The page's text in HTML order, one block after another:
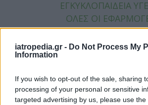
iatropedia.gr - Do Not Process My
Information
If you wish to opt-out of the sale, sharing
processing of your personal or sensitive
targeted advertising by us, please use
ΕΓΚΥΚΛΟΠΑΙΔΕΙΑ
ΟΛΕΣ ΟΙ
ΠΡΩΤΕΣ
TWITTER
ΕΠΙΚΟΙΝΩΝΙΑ